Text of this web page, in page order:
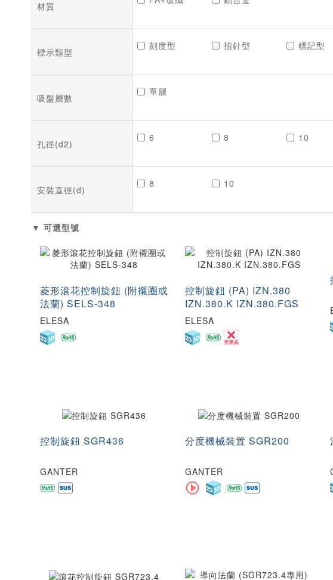
材質
標示類型
刻度型 指針型 標記型
吸盤層數
單層
孔徑(d2)
6 8 10
安裝直徑(d)
8 10
▼ 可選型號
菱形滾花控制旋鈕 (附襯圈或
法蘭) SELS-348
ELESA
控制旋鈕 (PA) IZN.380
IZN.380.K IZN.380.FGS
ELESA
控制旋鈕 SGR436
GANTER
分度機械裝置 SGR200
GANTER